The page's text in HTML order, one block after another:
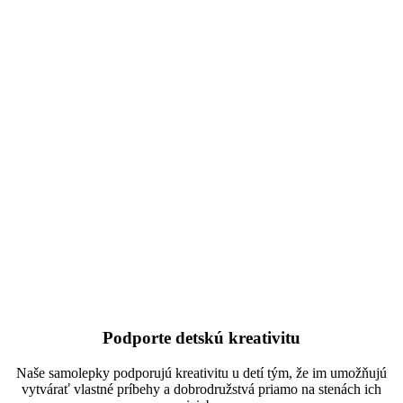
Podporte detskú kreativitu
Naše samolepky podporujú kreativitu u detí tým, že im umožňujú
vytvárať vlastné príbehy a dobrodružstvá priamo na stenách ich